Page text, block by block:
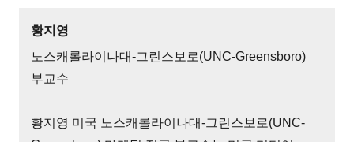
황지영
노스캐롤라이나대-그린스보로(UNC-Greensboro)
부교수
황지영 미국 노스캐롤라이나대-그린스보로(UNC-